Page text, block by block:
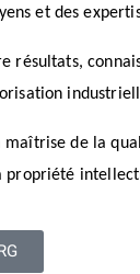
et des
résultats,
maîtrise de la
propriété